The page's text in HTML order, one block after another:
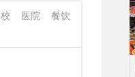
医院
餐饮